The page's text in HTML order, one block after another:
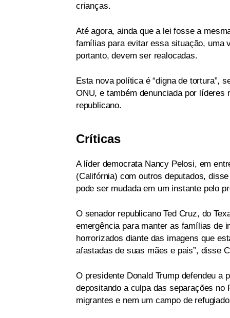
crianças.
Até agora, ainda que a lei fosse a
famílias para evitar essa situação, uma
portanto, devem ser realocadas.
Esta nova política é “digna de tortura”,
ONU, e também denunciada por
republicano.
Críticas
A líder democrata Nancy Pelosi, em
(Califórnia) com outros deputados,
pode ser mudada em um instante pelo
O senador republicano Ted Cruz, do
emergência para manter as famílias de
horrorizados diante das imagens que
afastadas de suas mães e pais”, disse
O presidente Donald Trump defendeu a
depositando a culpa das separações no
migrantes e nem um campo de